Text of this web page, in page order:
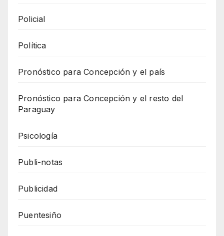
Policial
Política
Pronóstico para Concepción y el país
Pronóstico para Concepción y el resto del
Paraguay
Psicología
Publi-notas
Publicidad
Puentesiño